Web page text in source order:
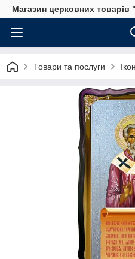
Магазин церковних товарів
Товари та послуги